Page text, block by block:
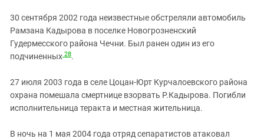
30 сентября 2002 года неизвестные обстреляли автомобиль
Рамзана Кадырова в поселке Новогрозненский
Гудермесского района Чечни. Был ранен один из его
подчиненных 28.
27 июля 2003 года в селе Цоцан-Юрт Курчалоевского района
охрана помешала смертнице взорвать Р.Кадырова. Погибли
исполнительница теракта и местная жительница.
В ночь на 1 мая 2004 года отряд сепаратистов атаковал